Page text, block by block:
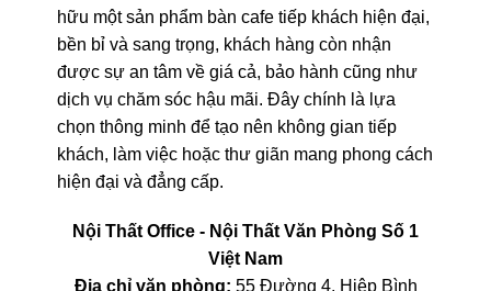
hữu một sản phẩm bàn cafe tiếp khách hiện đại,
bền bỉ và sang trọng, khách hàng còn nhận
được sự an tâm về giá cả, bảo hành cũng như
dịch vụ chăm sóc hậu mãi. Đây chính là lựa
chọn thông minh để tạo nên không gian tiếp
khách, làm việc hoặc thư giãn mang phong cách
hiện đại và đẳng cấp.
Nội Thất Office - Nội Thất Văn Phòng Số 1
Việt Nam
Địa chỉ văn phòng: 55 Đường 4, Hiệp Bình